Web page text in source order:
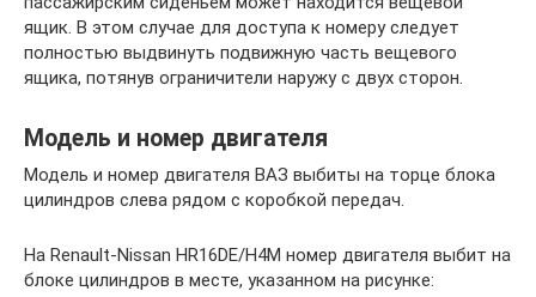
ящик. В этом случае для доступа к номеру следует
полностью выдвинуть подвижную часть вещевого
ящика, потянув ограничители наружу с двух сторон.
Модель и номер двигателя
Модель и номер двигателя ВАЗ выбиты на торце блока
цилиндров слева рядом с коробкой передач.
На Renault-Nissan HR16DE/H4M номер двигателя выбит на
блоке цилиндров в месте, указанном на рисунке: